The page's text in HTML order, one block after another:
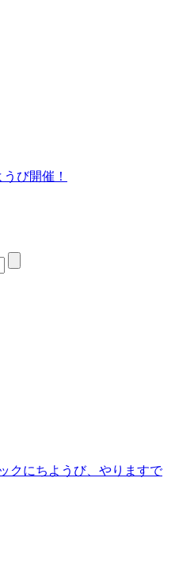
び開催！
クにちようび、やりますで